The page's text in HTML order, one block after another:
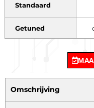
Standaard
Getuned
Omschrijving